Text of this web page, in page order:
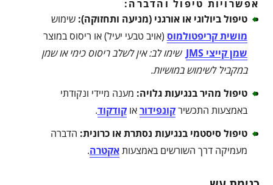
אפשרויות טיפול והדברה:
טיפול ביולוגי או אורגני (מניעה ותחזוקה): שימוש
מושית קריפטולמוס (אויב טבעי יעיל) או ריסוס במוצר
שמן קייצי JMS
שימו לב: אין לשלב ריסוס כימי או שמן
במקביל לשימוש במושיות.
טיפול מהיר בנגיעות גלויה: מענה מיידי ונקודתי
באמצעות התכשירקונפידוראוקודקוד.
טיפול סיסטמי בנגיעות נסתרת או כרונית: הדברה
מעמיקה דרך השורשים באמצעותאקטרה.